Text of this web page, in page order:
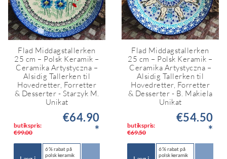
Flad Middagstallerken
25 cm – Polsk Keramik –
Ceramika Artystyczna –
Alsidig Tallerken til
Hovedretter, Forretter
& Desserter - Starzyk M.
Unikat
butikspris:
€99.00
€64.90
*
6 % rabat på
polsk keramik
Flad Middagstallerken
25 cm – Polsk Keramik –
Ceramika Artystyczna –
Alsidig Tallerken til
Hovedretter, Forretter
& Desserter - B. Makiela
Unikat
butikspris:
€69.50
€54.50
*
6 % rabat på
polsk keramik